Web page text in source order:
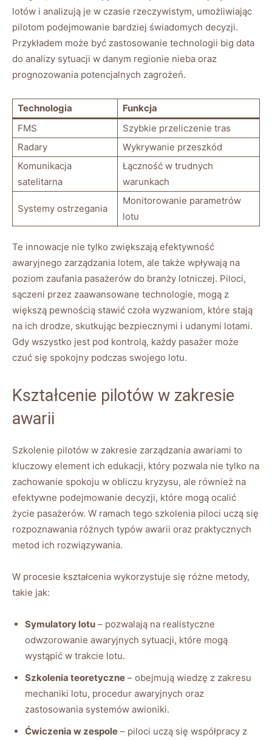
lotów ‍i analizują je w czasie rzeczywistym, ⁣umożliwiając
pilotom ‌podejmowanie ⁤bardziej świadomych decyzji.
⁤Przykładem może być zastosowanie technologii ⁢big data
do analizy sytuacji ⁣w danym regionie nieba oraz
prognozowania⁣ potencjalnych⁤ zagrożeń.
Technologia
Funkcja
FMS
Szybkie ⁢przeliczenie tras
Radary
Wykrywanie‌ przeszkód
Komunikacja‌
satelitarna
Łączność‍ w trudnych
⁢warunkach
Systemy ostrzegania
Monitorowanie parametrów
lotu
Te innowacje nie tylko zwiększają efektywność⁣
awaryjnego zarządzania lotem,‌ ale ⁢także wpływają‍ na
poziom‍ zaufania pasażerów do‍ branży lotniczej.⁣ Piloci,
sączeni ‍przez zaawansowane technologie, mogą z
większą pewnością stawić czoła​ wyzwaniom, które stają
‍na ich drodze, skutkując bezpiecznymi i udanymi lotami.
Gdy wszystko jest pod kontrolą, każdy pasażer ⁣może
czuć się spokojny podczas‍ swojego lotu.
Kształcenie pilotów⁢ w zakresie⁤
awarii
Szkolenie pilotów w⁢ zakresie ‍zarządzania awariami​ to
kluczowy element ich ‌edukacji, który‍ pozwala⁤ nie ‌tylko na
‍zachowanie​ spokoju w obliczu kryzysu, ale również na
efektywne podejmowanie decyzji, które⁣ mogą ocalić
życie pasażerów.⁢ W ramach tego szkolenia piloci uczą się
rozpoznawania różnych ⁣typów awarii oraz ⁢praktycznych
metod ich rozwiązywania.
W procesie kształcenia wykorzystuje się‍ różne⁣ metody,
takie⁣ jak:
Symulatory lotu – pozwalają ⁤na realistyczne
odwzorowanie awaryjnych sytuacji, które⁤ mogą
‍wystąpić ‍w trakcie lotu.
Szkolenia teoretyczne –​ obejmują wiedzę z zakresu
mechaniki‌ lotu, procedur awaryjnych‍ oraz⁤
zastosowania systemów awioniki.
Ćwiczenia‍ w ‌zespole – piloci uczą ⁤się współpracy z